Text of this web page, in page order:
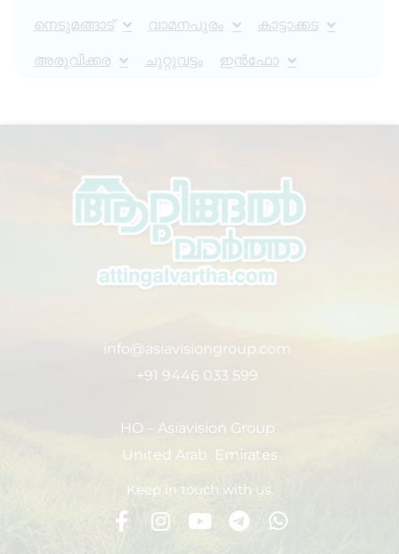
നെടുമങ്ങാട് വാമനപുരം കാട്ടാക്കട
അരുവിക്കര ചുറ്റുവട്ടം ഇൻഫോ
info@asiavisiongroup.com
+91 9446 033 599
HO – Asiavision Group
United Arab Emirates
Keep in touch with us.